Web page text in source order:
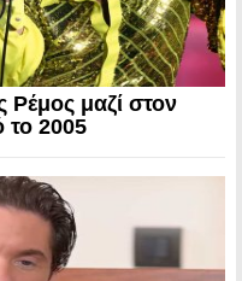
Ρέμος μαζί στον
2005